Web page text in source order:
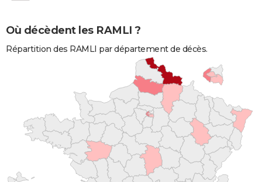
Où décèdent les RAMLI ?
Répartition des RAMLI par département de décès.